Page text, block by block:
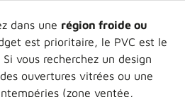
dans une région froide ou
est prioritaire, le PVC est le
vous recherchez un design
ouvertures vitrées ou une
(zone ventée,